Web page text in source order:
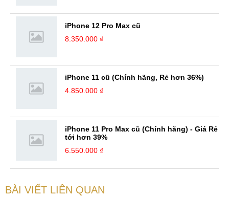
iPhone 12 Pro Max cũ
8.350.000 ₫
iPhone 11 cũ (Chính hãng, Rẻ hơn 36%)
4.850.000 ₫
iPhone 11 Pro Max cũ (Chính hãng) - Giá Rẻ
tới hơn 39%
6.550.000 ₫
BÀI VIẾT LIÊN QUAN